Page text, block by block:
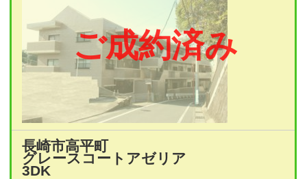
ご成約済み
長崎市高平町
グレースコートアゼリア
3DK